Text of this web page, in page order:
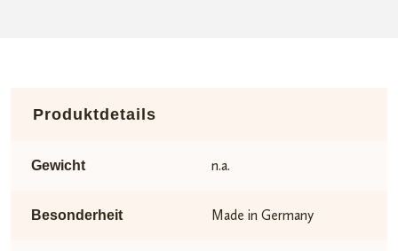
Produktdetails
Gewicht n.a.
Besonderheit Made in Germany